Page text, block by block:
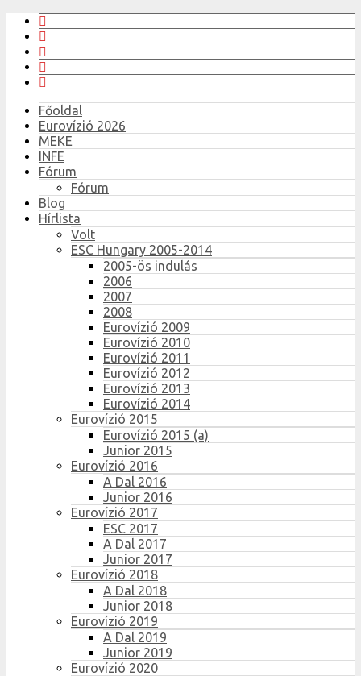
Főoldal
Eurovízió 2026
MEKE
INFE
Fórum
Fórum
Blog
Hírlista
Volt
ESC Hungary 2005-2014
2005-ös indulás
2006
2007
2008
Eurovízió 2009
Eurovízió 2010
Eurovízió 2011
Eurovízió 2012
Eurovízió 2013
Eurovízió 2014
Eurovízió 2015
Eurovízió 2015 (a)
Junior 2015
Eurovízió 2016
A Dal 2016
Junior 2016
Eurovízió 2017
ESC 2017
A Dal 2017
Junior 2017
Eurovízió 2018
A Dal 2018
Junior 2018
Eurovízió 2019
A Dal 2019
Junior 2019
Eurovízió 2020